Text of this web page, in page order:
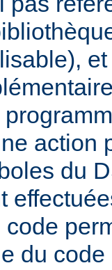
action
du
du